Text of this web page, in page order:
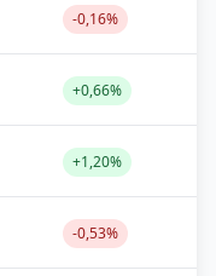
-0,16%
+0,66%
+1,20%
-0,53%